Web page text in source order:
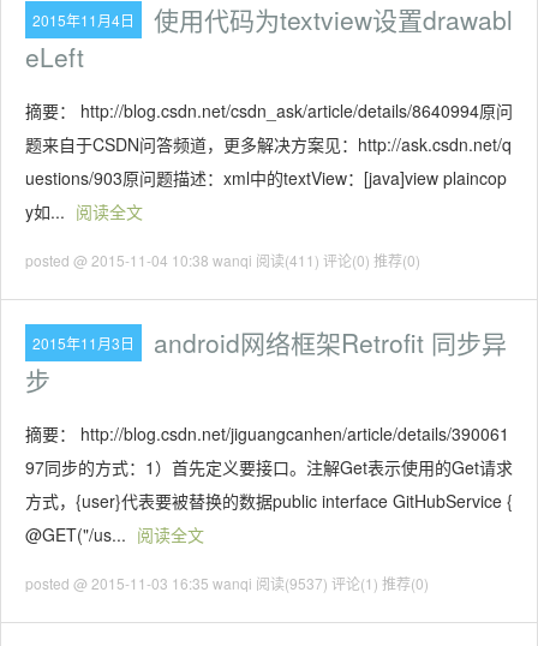
2015年11月4日
使用代码为textview设置drawabl
eLeft
摘要： http://blog.csdn.net/csdn_ask/article/details/8640994原问
题来自于CSDN问答频道，更多解决方案见：http://ask.csdn.net/q
uestions/903原问题描述：xml中的textView：[java]view plaincop
y如... 阅读全文
posted @ 2015-11-04 10:38 wanqi 阅读(411) 评论(0) 推荐(0)
2015年11月3日
android网络框架Retrofit 同步异
步
摘要： http://blog.csdn.net/jiguangcanhen/article/details/390061
97同步的方式：1）首先定义要接口。注解Get表示使用的Get请求
方式，{user}代表要被替换的数据public interface GitHubService {
@GET("/us... 阅读全文
posted @ 2015-11-03 16:35 wanqi 阅读(9537) 评论(1) 推荐(0)